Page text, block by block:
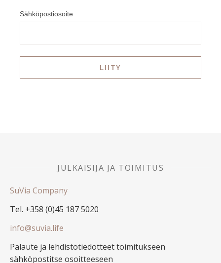
Sähköpostiosoite
JULKAISIJA JA TOIMITUS
SuVia Company
Tel. +358 (0)45 187 5020
info@suvia.life
Palaute ja lehdistötiedotteet toimitukseen
sähköpostitse osoitteeseen